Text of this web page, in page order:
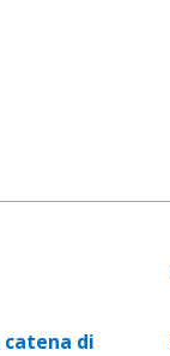
catena di